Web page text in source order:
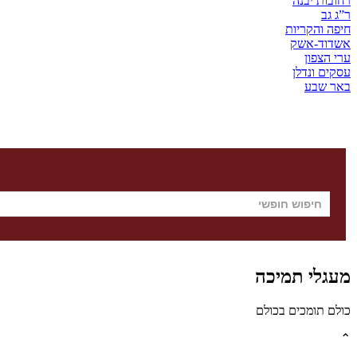
ר”ג גב
חיפה והקריות
אשדוד-אשק
ערי הצפון
עסקים ונדלן
באר שבע
מעגלי תמיכה
כולם תומכים בכולם
⌃